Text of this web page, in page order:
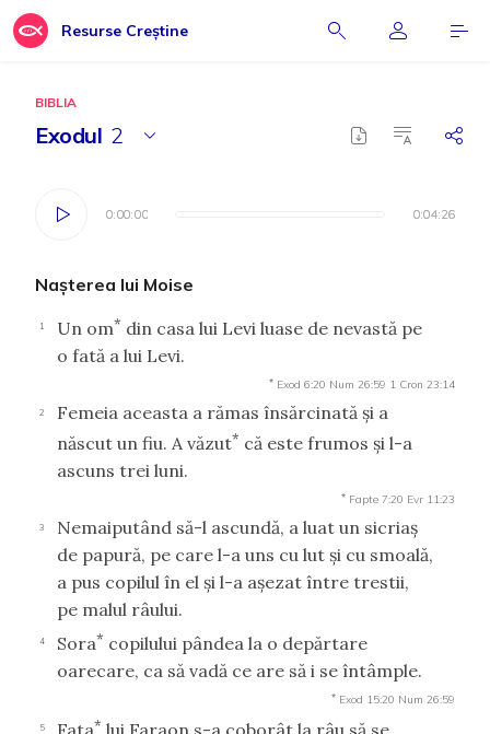
Resurse Creștine
BIBLIA
Exodul 2
0:00:00 0:04:26
0:00:00 0:04:26
Naşterea lui Moise
1 Un om* din casa lui Levi luase de nevastă pe
o fată a lui Levi.
* Exod 6:20 Num 26:59 1 Cron 23:14
2
Femeia aceasta a rămas însărcinată şi a
născut un fiu. A văzut* că este frumos şi l-a
ascuns trei luni.
* Fapte 7:20 Evr 11:23
3
Nemaiputând să-l ascundă, a luat un sicriaş
de papură, pe care l-a uns cu lut şi cu smoală,
a pus copilul în el şi l-a aşezat între trestii,
pe malul râului.
4 Sora* copilului pândea la o depărtare
oarecare, ca să vadă ce are să i se întâmple.
* Exod 15:20 Num 26:59
5 *